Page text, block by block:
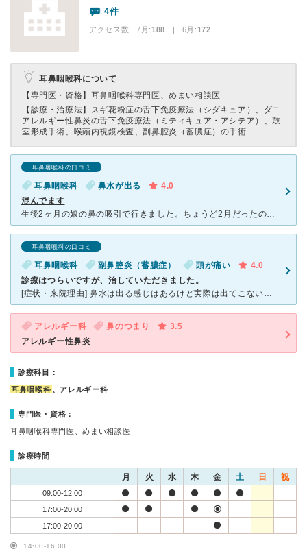
4件
アクセス数 7月:188 | 6月:172
耳鼻咽喉科について
【専門医・資格】 耳鼻咽喉科専門医、めまい相談医
【診療・治療法】 スギ花粉症の舌下免疫療法（シダキュア）、ダニ
アレルギー性鼻炎の舌下免疫療法（ミティキュア・アシテア）、鼓
室形成手術、喉頭内視鏡検査、副鼻腔炎（蓄膿症）の手術
耳鼻咽喉科の口コミ
耳鼻咽喉科 鼻水が出る
4.0
混んでます
生後2ヶ月の娘の鼻の吸引で行きました。ちょうど2月だったので、かなり混んでいました。待合室にぎっしりでしたが、親子共々なんとか風邪は拾いませんでした。首が座っていない娘でしたが、先生は手慣れた様子で吸
耳鼻咽喉科の口コミ
耳鼻咽喉科 副鼻腔炎（蓄膿症） 頭が痛い
4.0
診療はつらいですが、治していただきました。
[症状・来院理由] 鼻水は出る感じはあるけど実際は出てこない。頭が痛い。との理由から内科ではなく耳鼻科を受診しました。 [医師の診断・治療法] レントゲンを撮ったら副鼻腔炎と診断されました。鼻か
アレルギー科 鼻のつまり
3.5
アレルギー性鼻炎
診療科目：
耳鼻咽喉科 、アレルギー科
専門医・資格：
耳鼻咽喉科専門医、めまい相談医
診療時間
月 火 水 木 金 土 日 祝
09:00-12:00
17:00-20:00
17:00-20:00
14:00-16:00